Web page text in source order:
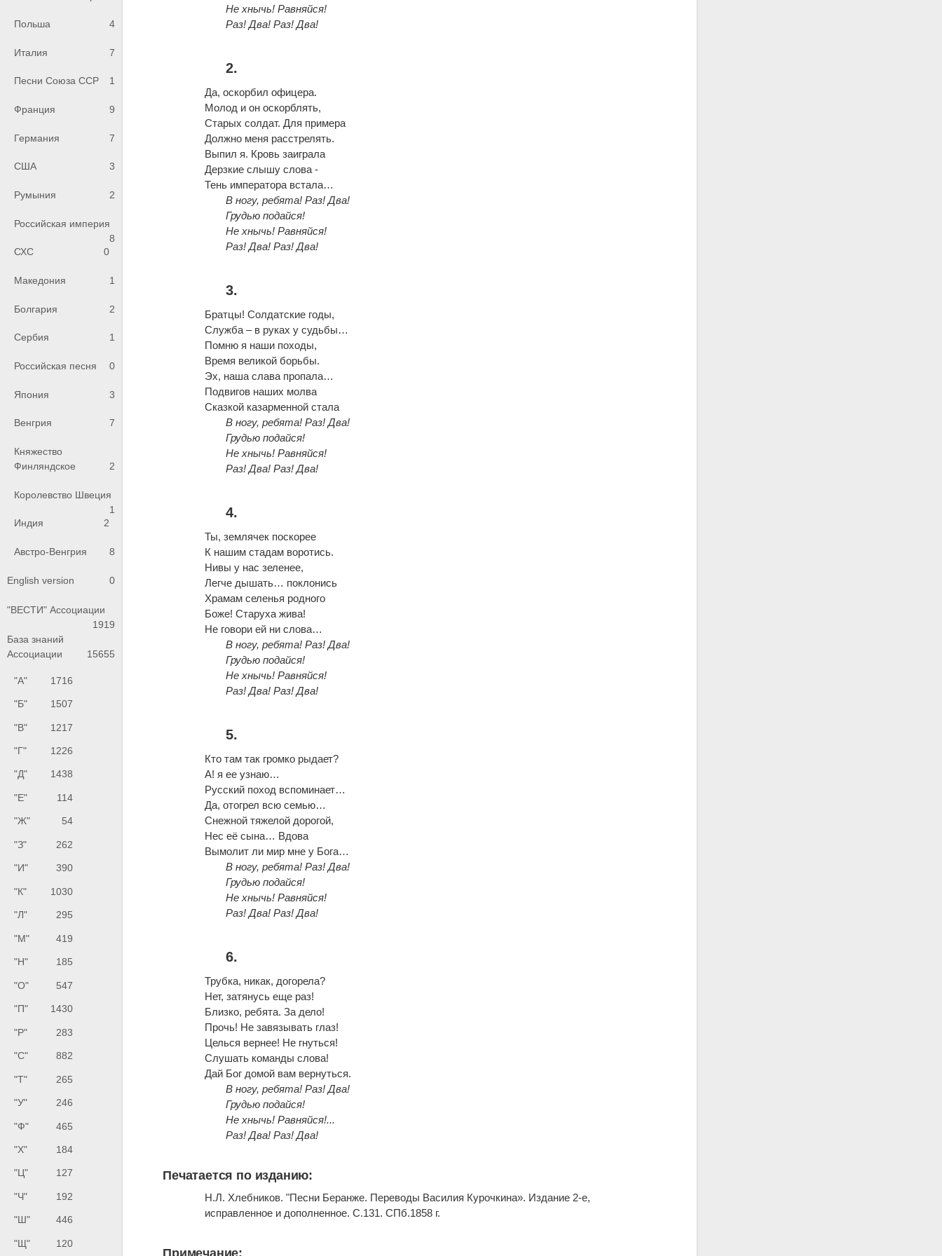
Польша 4
Италия 7
Песни Союза ССР 1
Франция 9
Германия 7
США 3
Румыния 2
Российская империя
8
СХС
0
Македония 1
Болгария 2
Сербия 1
Российская песня 0
Япония 3
Венгрия 7
Княжество
Финляндское
2
Королевство Швеция
1
Индия
2
Австро-Венгрия 8
English version 0
"ВЕСТИ" Ассоциации
1919
База знаний
Ассоциации
15655
"А" 1716
"Б" 1507
"В" 1217
"Г" 1226
"Д" 1438
"Е" 114
"Ж" 54
"З" 262
"И" 390
"К" 1030
"Л" 295
"М" 419
"Н" 185
"О" 547
"П" 1430
"Р" 283
"С" 882
"Т" 265
"У" 246
"Ф" 465
"Х" 184
"Ц" 127
"Ч" 192
"Ш" 446
"Щ" 120
Не хнычь! Равняйся!
Раз! Два! Раз! Два!
2.
Да, оскорбил офицера.
Молод и он оскорблять,
Старых солдат. Для примера
Должно меня расстрелять.
Выпил я. Кровь заиграла
Дерзкие слышу слова -
Тень императора встала…
В ногу, ребята! Раз! Два!
Грудью подайся!
Не хнычь! Равняйся!
Раз! Два! Раз! Два!
3.
Братцы! Солдатские годы,
Служба – в руках у судьбы…
Помню я наши походы,
Время великой борьбы.
Эх, наша слава пропала…
Подвигов наших молва
Сказкой казарменной стала
В ногу, ребята! Раз! Два!
Грудью подайся!
Не хнычь! Равняйся!
Раз! Два! Раз! Два!
4.
Ты, землячек поскорее
К нашим стадам воротись.
Нивы у нас зеленее,
Легче дышать… поклонись
Храмам селенья родного
Боже! Старуха жива!
Не говори ей ни слова…
В ногу, ребята! Раз! Два!
Грудью подайся!
Не хнычь! Равняйся!
Раз! Два! Раз! Два!
5.
Кто там так громко рыдает?
А! я ее узнаю…
Русский поход вспоминает…
Да, отогрел всю семью…
Снежной тяжелой дорогой,
Нес её сына… Вдова
Вымолит ли мир мне у Бога…
В ногу, ребята! Раз! Два!
Грудью подайся!
Не хнычь! Равняйся!
Раз! Два! Раз! Два!
6.
Трубка, никак, догорела?
Нет, затянусь еще раз!
Близко, ребята. За дело!
Прочь! Не завязывать глаз!
Целься вернее! Не гнуться!
Слушать команды слова!
Дай Бог домой вам вернуться.
В ногу, ребята! Раз! Два!
Грудью подайся!
Не хнычь! Равняйся!...
Раз! Два! Раз! Два!
Печатается по изданию:
Н.Л. Хлебников. "Песни Беранже. Переводы Василия Курочкина». Издание 2-е,
исправленное и дополненное. С.131. СПб.1858 г.